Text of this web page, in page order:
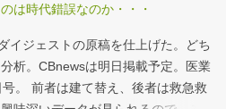
は時代錯誤なのか・・・
イジェストの原稿を仕上げた。どち
析。CBnewsは明日掲載予定。医業
。 前者は建て替え、後者は救急救